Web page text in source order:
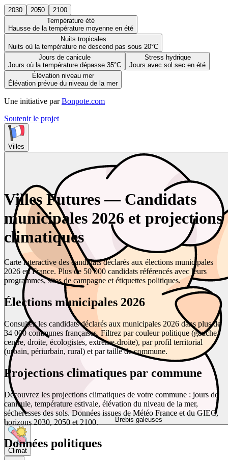
2030 2050
2100
Température été
Hausse de la température moyenne en été
Nuits tropicales
Nuits où la température ne descend pas sous 20°C
Jours de canicule
Jours où la température dépasse 35°C
Stress hydrique
Jours avec sol sec en été
Élévation niveau mer
Élévation prévue du niveau de la mer
Une initiative par Bonpote.com
Soutenir le projet
Villes
Brebis galeuses
Climat
Villes Futures — Candidats
municipales 2026 et projections
climatiques
Carte interactive des candidats déclarés aux élections municipales
2026 en France. Plus de 50 000 candidats référencés avec leurs
programmes, sites de campagne et étiquettes politiques.
Élections municipales 2026
Consultez les candidats déclarés aux municipales 2026 dans plus de
34 000 communes françaises. Filtrez par couleur politique (gauche,
centre, droite, écologistes, extrême-droite), par profil territorial
(urbain, périurbain, rural) et par taille de commune.
Projections climatiques par commune
Découvrez les projections climatiques de votre commune : jours de
canicule, température estivale, élévation du niveau de la mer,
sécheresses des sols. Données issues de Météo France et du GIEC,
horizons 2030, 2050 et 2100.
Données politiques